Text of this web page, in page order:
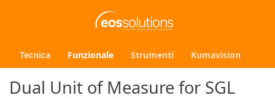
Tecnica Funzionale Strumenti Kumavision
Dual Unit of Measure for SGL